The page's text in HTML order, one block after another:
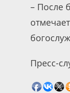
– После
Пресс-